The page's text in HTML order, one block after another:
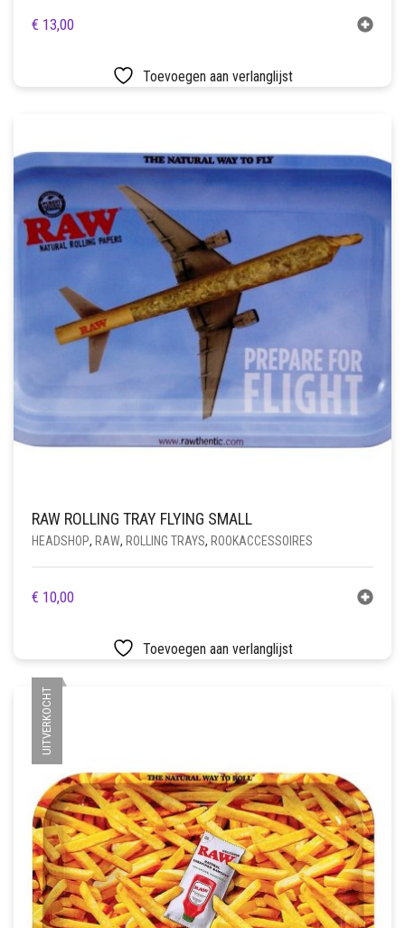
€ 13,00
Toevoegen aan verlanglijst
RAW ROLLING TRAY FLYING SMALL
HEADSHOP, RAW, ROLLING TRAYS, ROOKACCESSOIRES
€ 10,00
Toevoegen aan verlanglijst
UITVERKOCHT